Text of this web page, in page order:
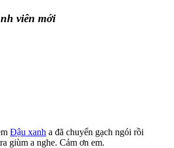
viên mới
Đậu xanh a đã chuyển gạch ngói rồi
giùm a nghe. Cảm ơn em.